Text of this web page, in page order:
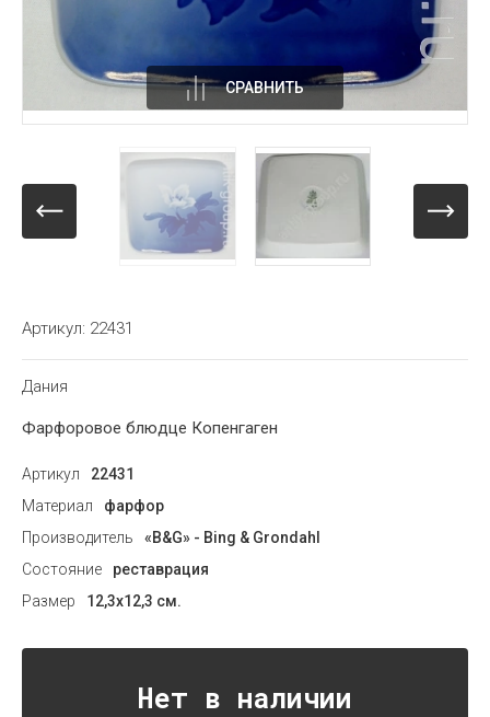
СРАВНИТЬ
Артикул: 22431
Дания
Фарфоровое блюдце Копенгаген
Артикул
22431
Материал
фарфор
Производитель
«B&G» - Bing & Grondahl
Состояние
реставрация
Размер
12,3х12,3 см.
Нет в наличии